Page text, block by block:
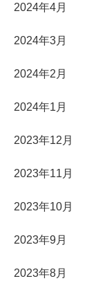
2024年4月
2024年3月
2024年2月
2024年1月
2023年12月
2023年11月
2023年10月
2023年9月
2023年8月